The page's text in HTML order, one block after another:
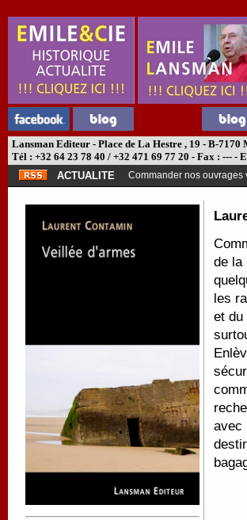
Lansman Editeur - Place de La Hestre , 19 - B-7170
Tél : +32 64 23 78 40 / +32 471 69 77 20 - Fax : --- -
ACTUALITE
Commander nos ouvrages
de la
les
et du
avec